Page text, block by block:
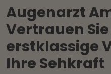
Augenarzt
Vertrauen
erstklassige
Ihre Sehkraft